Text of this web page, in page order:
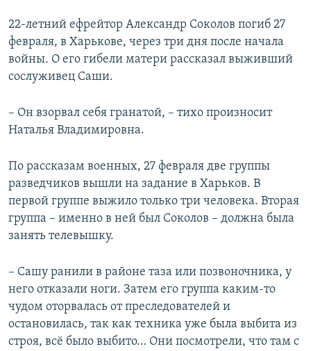
22-летний ефрейтор Александр Соколов погиб 27
февраля, в Харькове, через три дня после начала
войны. О его гибели матери рассказал выживший
сослуживец Саши.
– Он взорвал себя гранатой, – тихо произносит
Наталья Владимировна.
По рассказам военных, 27 февраля две группы
разведчиков вышли на задание в Харьков. В
первой группе выжило только три человека. Вторая
группа – именно в ней был Соколов – должна была
занять телевышку.
– Сашу ранили в районе таза или позвоночника, у
него отказали ноги. Затем его группа каким-то
чудом оторвалась от преследователей и
остановилась, так как техника уже была выбита из
строя, всё было выбито… Они посмотрели, что там с